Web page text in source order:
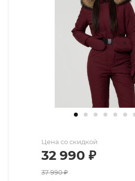
Цена со скидкой
32 990 ₽
37 990₽